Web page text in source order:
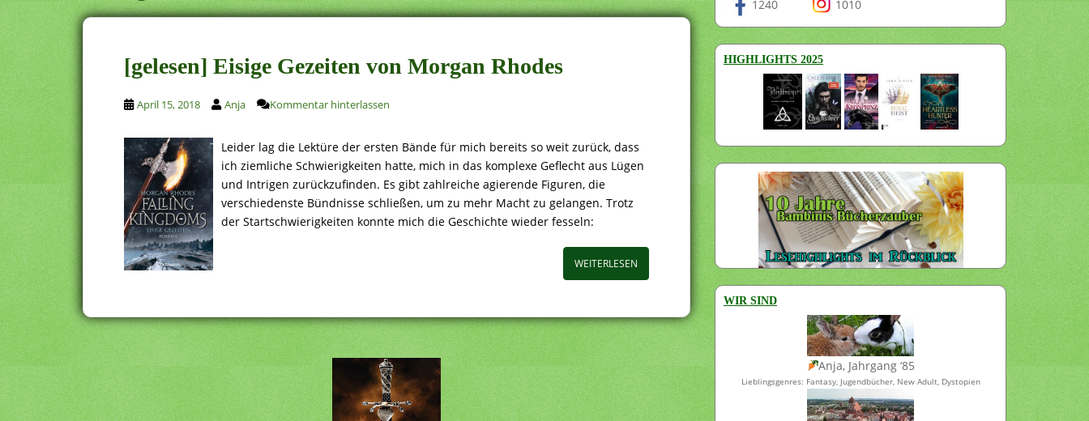
[gelesen] Eisige Gezeiten von Morgan Rhodes
April 15, 2018 Anja Kommentar hinterlassen
Leider lag die Lektüre der ersten Bände für mich bereits so weit zurück, dass
ich ziemliche Schwierigkeiten hatte, mich in das komplexe Geflecht aus Lügen
und Intrigen zurückzufinden. Es gibt zahlreiche agierende Figuren, die
verschiedenste Bündnisse schließen, um zu mehr Macht zu gelangen. Trotz
der Startschwierigkeiten konnte mich die Geschichte wieder fesseln:
WEITERLESEN
1240 1010
HIGHLIGHTS 2025
WIR SIND
Anja, Jahrgang ’85
Lieblingsgenres: Fantasy, Jugendbücher, New Adult, Dystopien